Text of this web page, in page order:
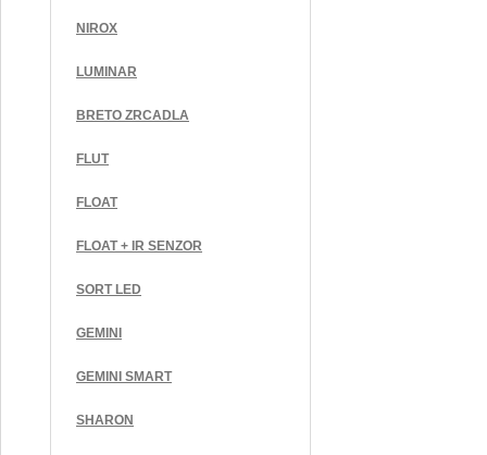
NIROX
LUMINAR
BRETO ZRCADLA
FLUT
FLOAT
FLOAT + IR SENZOR
SORT LED
GEMINI
GEMINI SMART
SHARON